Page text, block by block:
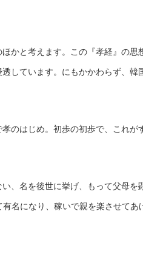
かと考えます。この『孝経』の思
しています。にもかかわらず、韓
のはじめ。初歩の初歩で、これが
、名を後世に挙げ、もって父母を
名になり、稼いで親を楽させてあ